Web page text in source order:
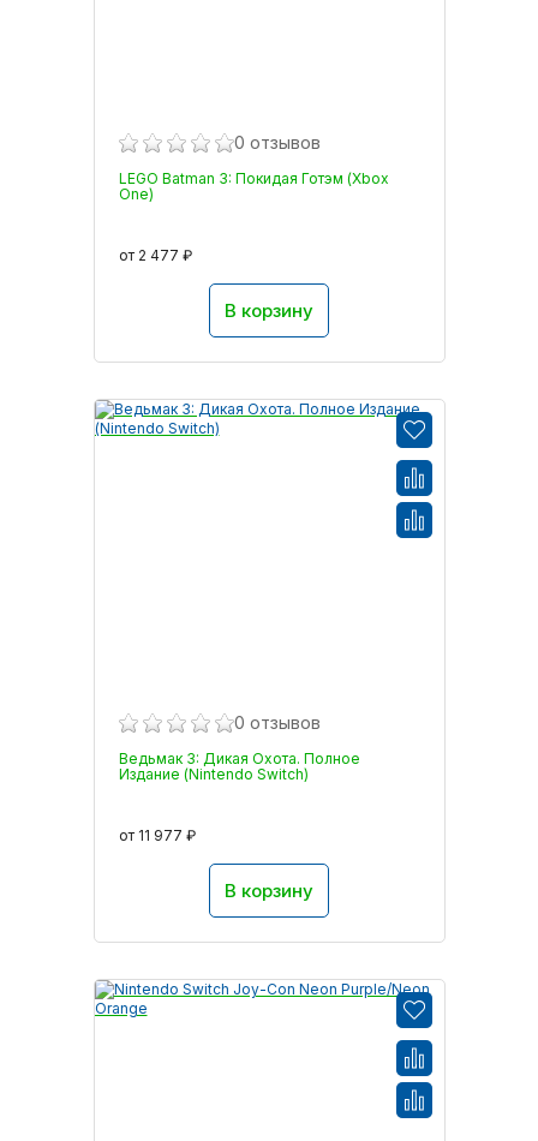
0 отзывов
LEGO Batman 3: Покидая Готэм (Xbox
One)
от 2 477 ₽
В корзину
0 отзывов
Ведьмак 3: Дикая Охота. Полное
Издание (Nintendo Switch)
от 11 977 ₽
В корзину